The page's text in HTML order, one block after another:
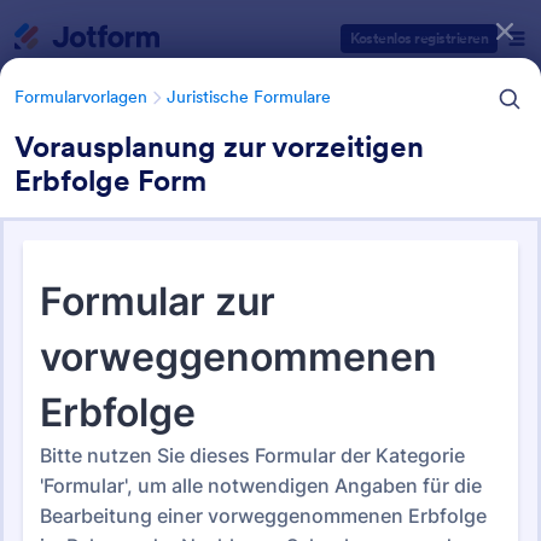
Kostenlos registrieren
Formularvorlagen Juristische Formulare
Vorausplanung zur vorzeitigen
Erbfolge Form
Juristische Formularvorlagen
129 Vorlagen
Formularvorlagen Kategorien